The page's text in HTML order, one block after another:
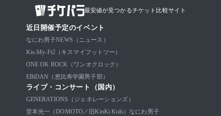
最安値が見つかるチケット比較サイト
近日開催予定のイベント
なにわ男子NEWS（ニュース）
Kis-My-Ft2（キスマイフットツー）
ONE OK ROCK（ワンオクロック）
EBiDAN（恵比寿学園男子部）
ライブ・コンサート（国内）
GENERATIONS（ジェネレーションズ）
堂本光一（DOMOTO／旧KinKi Kids） なにわ男子